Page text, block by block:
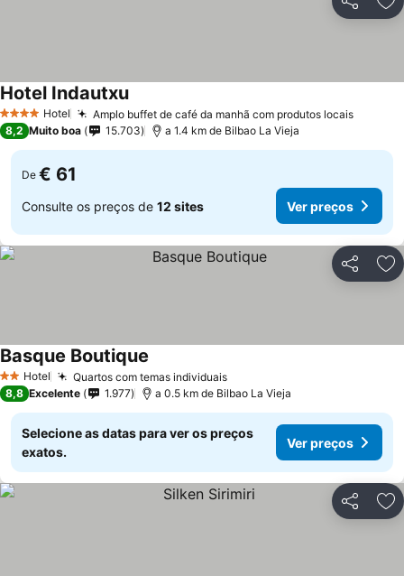
Partilhar
4 EstrelasHotel Amplo buffet de café da manhã com produtos locais
Hotel Indautxu
8,2 Muito boa 15.703 a 1.4 km de Bilbao La Vieja
De € 61
Consulte os preços de 12 sites Ver preços
Partilhar
2 Estrelas
Hotel Quartos com temas individuais
Basque Boutique
8,8 Excelente 1.977 a 0.5 km de Bilbao La Vieja
Selecione as datas para ver os preços
exatos.
Ver preços
Partilhar